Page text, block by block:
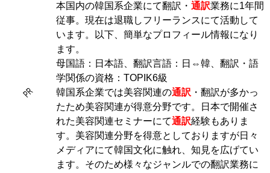
PR
本国内の韓国系企業にて翻訳・ 通訳業務に1年間
従事。現在は退職しフリーランスにて活動して
います。以下、簡単なプロフィール情報になり
ます。
母国語：日本語、翻訳言語：日⇔韓、翻訳・語
学関係の資格：TOPIK6級
韓国系企業では美容関連の通訳 ・翻訳が多かっ
たため美容関連が得意分野です。日本で開催さ
れた美容関連セミナーにて通訳経験もありま
す。美容関連分野を得意としておりますが日々
メディアにて韓国文化に触れ、知見を広げてい
ます。そのため様々なジャンルでの翻訳業務に